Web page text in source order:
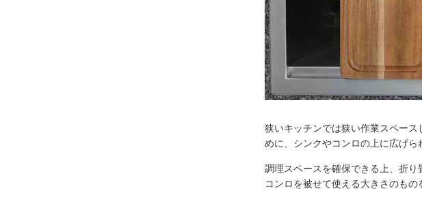
狭いキッチンでは狭い作業スペー
めに、シンクやコンロの上に広げら
調理スペースを確保できる上、折
コンロを被せて使える大きさのもの